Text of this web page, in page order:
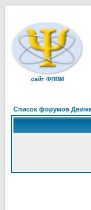
сайт ФППМ
Список форумов